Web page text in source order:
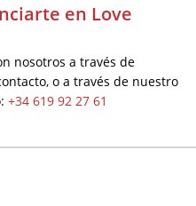
en Love
nosotros a través de
o a través de nuestro
+34 619 92 27 61